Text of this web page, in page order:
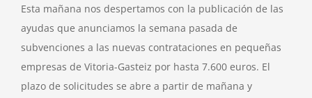
Esta mañana nos despertamos con la publicación de las
ayudas que anunciamos la semana pasada de
subvenciones a las nuevas contrataciones en pequeñas
empresas de Vitoria-Gasteiz por hasta 7.600 euros. El
plazo de solicitudes se abre a partir de mañana y